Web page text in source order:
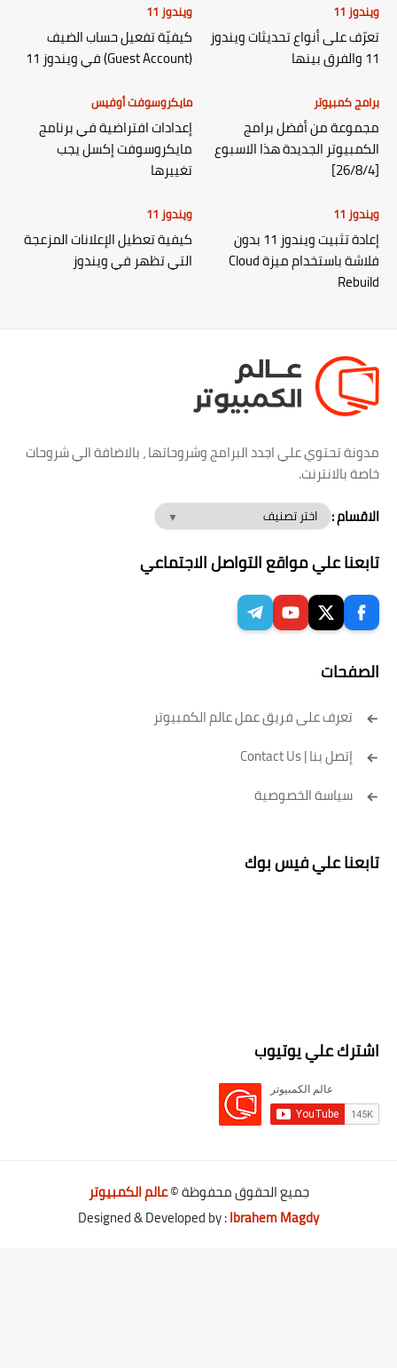
ويندوز 11
تعرّف على أنواع تحديثات ويندوز
11 والفرق بينها
ويندوز 11
كيفيّة تفعيل حساب الضيف
(Guest Account) في ويندوز 11
برامج كمبيوتر
مجموعة من أفضل برامج
الكمبيوتر الجديدة هذا الاسبوع
[26/8/4]
مايكروسوفت أوفيس
إعدادات افتراضية في برنامج
مايكروسوفت إكسل يجب
تغييرها
ويندوز 11
إعادة تثبيت ويندوز 11 بدون
فلاشة باستخدام ميزة Cloud
Rebuild
ويندوز 11
كيفية تعطيل الإعلانات المزعجة
التي تظهر في ويندوز
مدونة تحتوي علي اجدد البرامج وشروحاتها ، بالاضافة الي شروحات
خاصة بالانترنت.
الاقسام :
تابعنا علي مواقع التواصل الاجتماعي
الصفحات
تعرف على فريق عمل عالم الكمبيوتر
إتصل بنا | Contact Us
سياسة الخصوصية
تابعنا علي فيس بوك
اشترك علي يوتيوب
جميع الحقوق محفوظة ©عالم الكمبيوتر
Designed & Developed by :Ibrahem Magdy